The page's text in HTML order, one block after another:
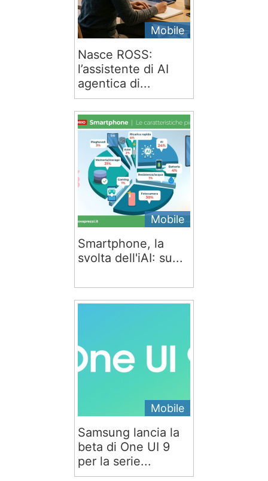
Mobile
Nasce ROSS:
l’assistente di AI
agentica di...
Mobile
Smartphone, la
svolta dell'iAI: su...
Mobile
Samsung lancia la
beta di One UI 9
per la serie...